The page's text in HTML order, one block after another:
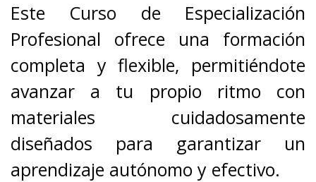
Este Curso de Especialización
Profesional ofrece una formación
completa y flexible, permitiéndote
avanzar a tu propio ritmo con
materiales cuidadosamente
diseñados para garantizar un
aprendizaje autónomo y efectivo.